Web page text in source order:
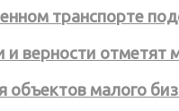
транспорте
и верности
объектов малого